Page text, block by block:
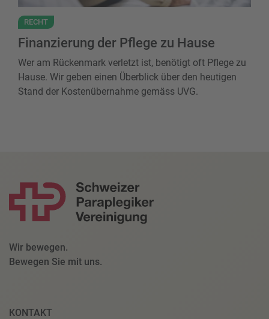
RECHT
Finanzierung der Pflege zu Hause
Wer am Rückenmark verletzt ist, benötigt oft Pflege zu
Hause. Wir geben einen Überblick über den heutigen
Stand der Kostenübernahme gemäss UVG.
Wir bewegen.
Bewegen Sie mit uns.
KONTAKT